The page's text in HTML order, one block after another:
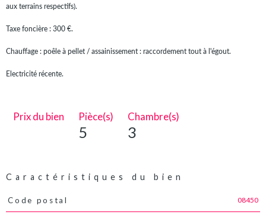
aux terrains respectifs).
Taxe foncière : 300 €.
Chauffage : poêle à pellet / assainissement : raccordement tout à l'égout.
Electricité récente.
Prix du bien Pièce(s)
5
Chambre(s)
3
Caractéristiques du bien
Caractéristiques Valeurs
Code postal 08450